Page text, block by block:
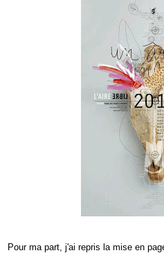
Pour ma part, j'ai repris la mise en